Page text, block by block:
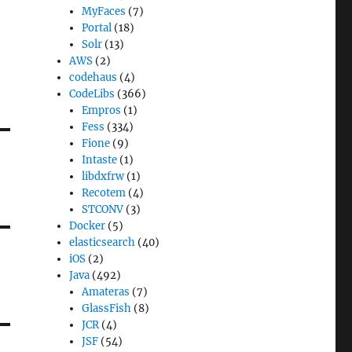
MyFaces (7)
Portal (18)
Solr (13)
AWS (2)
codehaus (4)
CodeLibs (366)
Empros (1)
Fess (334)
Fione (9)
Intaste (1)
libdxfrw (1)
Recotem (4)
STCONV (3)
Docker (5)
elasticsearch (40)
iOS (2)
Java (492)
Amateras (7)
GlassFish (8)
JCR(4)
JSF (54)